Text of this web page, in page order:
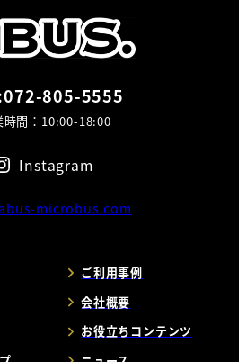
805-5555
時間：10:00-18:00
Instagram
microbus.com
ご利用事例
会社概要
お役立ちコンテンツ